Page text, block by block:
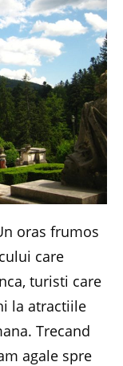
oras frumos
care
turisti care
la atractiile
Trecand
agale spre